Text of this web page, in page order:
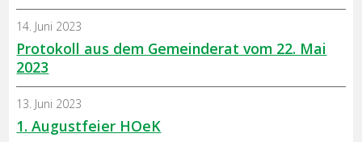
Protokoll aus dem Gemeinderat vom 22. Mai
2023
14. Juni 2023
1. Augustfeier HOeK
13. Juni 2023